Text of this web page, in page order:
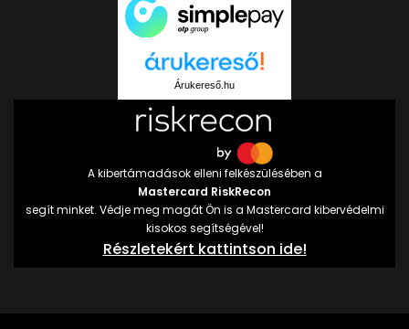
Árukereső.hu
A kibertámadások elleni felkészülésében a
Mastercard RiskRecon
segít minket. Védje meg magát Ön is a Mastercard kibervédelmi
kisokos segítségével!
Részletekért kattintson ide!